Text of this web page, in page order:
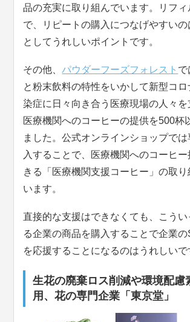
品の充実に取り組んでいます。リフィ
で、リピートの購入につなげやすいの
としてうれしいポイントです。
その他、パウダーフーズフォレスト で
と粉末飲料の特性をいかして新型コ
染症に日々向き合う医療現場の人々を
医療機関へのコーヒーの提供を500杯
ました。公式オンラインショップで
入することで、医療機関へのコーヒ
きる「医療機関支援コーヒー」の取り
います。
直接的な支援はできなくても、こう
る企業の商品を購入することで企業
を応援することになるのはうれしいで
生花の廃棄ロス削減や環境配慮
用、花の専門企業「東京堂」